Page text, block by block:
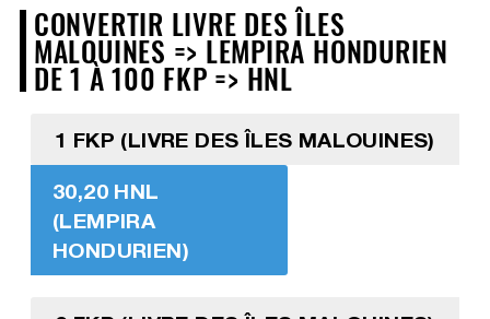
CONVERTIR LIVRE DES ÎLES
MALOUINES => LEMPIRA HONDURIEN
DE 1 À 100 FKP => HNL
1 FKP (LIVRE DES ÎLES MALOUINES)
30,20 HNL
(LEMPIRA
HONDURIEN)